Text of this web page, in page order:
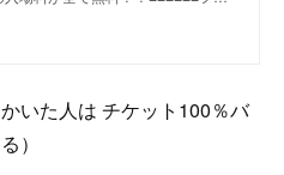
いた人は チケット100％バ
）